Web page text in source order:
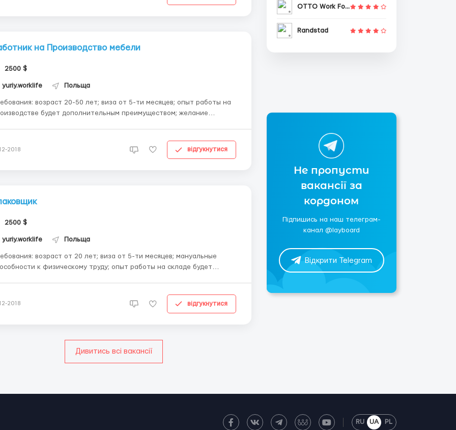
на Производство мебели
2500 $
yuriy.worklife Польща
20-50 лет; виза от 5-ти месяцев; опыт работы на
будет дополнительным преимуществом; желание
2018 відгукнутися
2500 $
yuriy.worklife Польща
от 20 лет; виза от 5-ти месяцев; мануальные
к физическому труду; опыт работы на складе будет
12-2018 відгукнутися
Дивитись всі вакансії
OTTO Work Force
Randstad
Не пропусти
вакансії за
кордоном
Підпишись на наш телеграм-
канал @layboard
Відкрити Telegram
RU UA PL